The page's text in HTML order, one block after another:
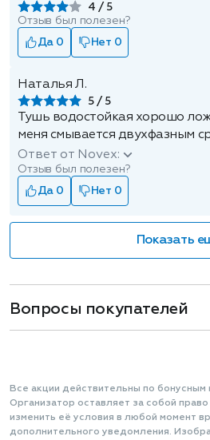
4
Отзыв был полезен?
Да 0
Нет 0
Наталья Л.
5
Тушь водостойкая хорошо
меня смывается двухфазным
Ответ от Novex:
Отзыв был полезен?
Да 0
Нет 0
Показать
Вопросы покупателей
Все акции действительны по бонусным
Организатор оставляет за собой
изменить её условия в любой момент
дополнительного уведомления.